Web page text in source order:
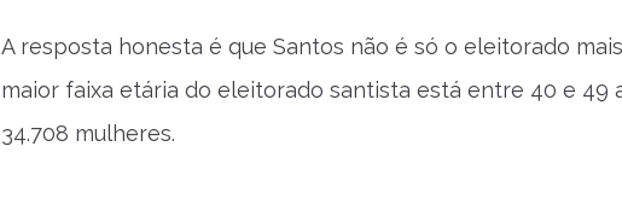
A resposta honesta é que Santos não é só o eleitorado
maior faixa etária do eleitorado santista está entre 40 e 49
34.708 mulheres.